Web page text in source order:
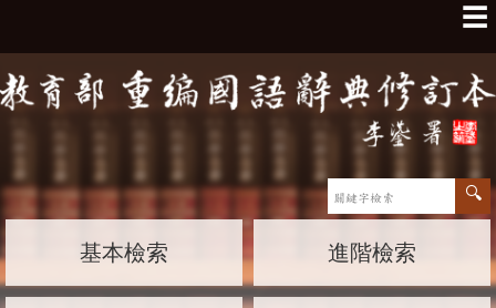
☰
基本檢索 進階檢索